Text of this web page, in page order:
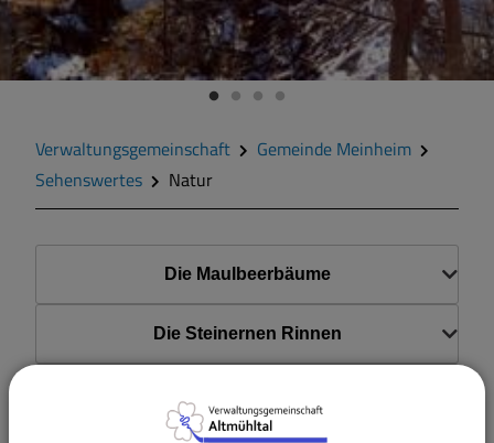
Kontakt
Veranstaltungen
Zahlen und Daten
Gegend
Geschichte
Wappen
Gemeinderat
Verwaltungsgemeinschaft
Gemeinde Meinheim
Sehenswertes
Natur
Die Maulbeerbäume
Die Steinernen Rinnen